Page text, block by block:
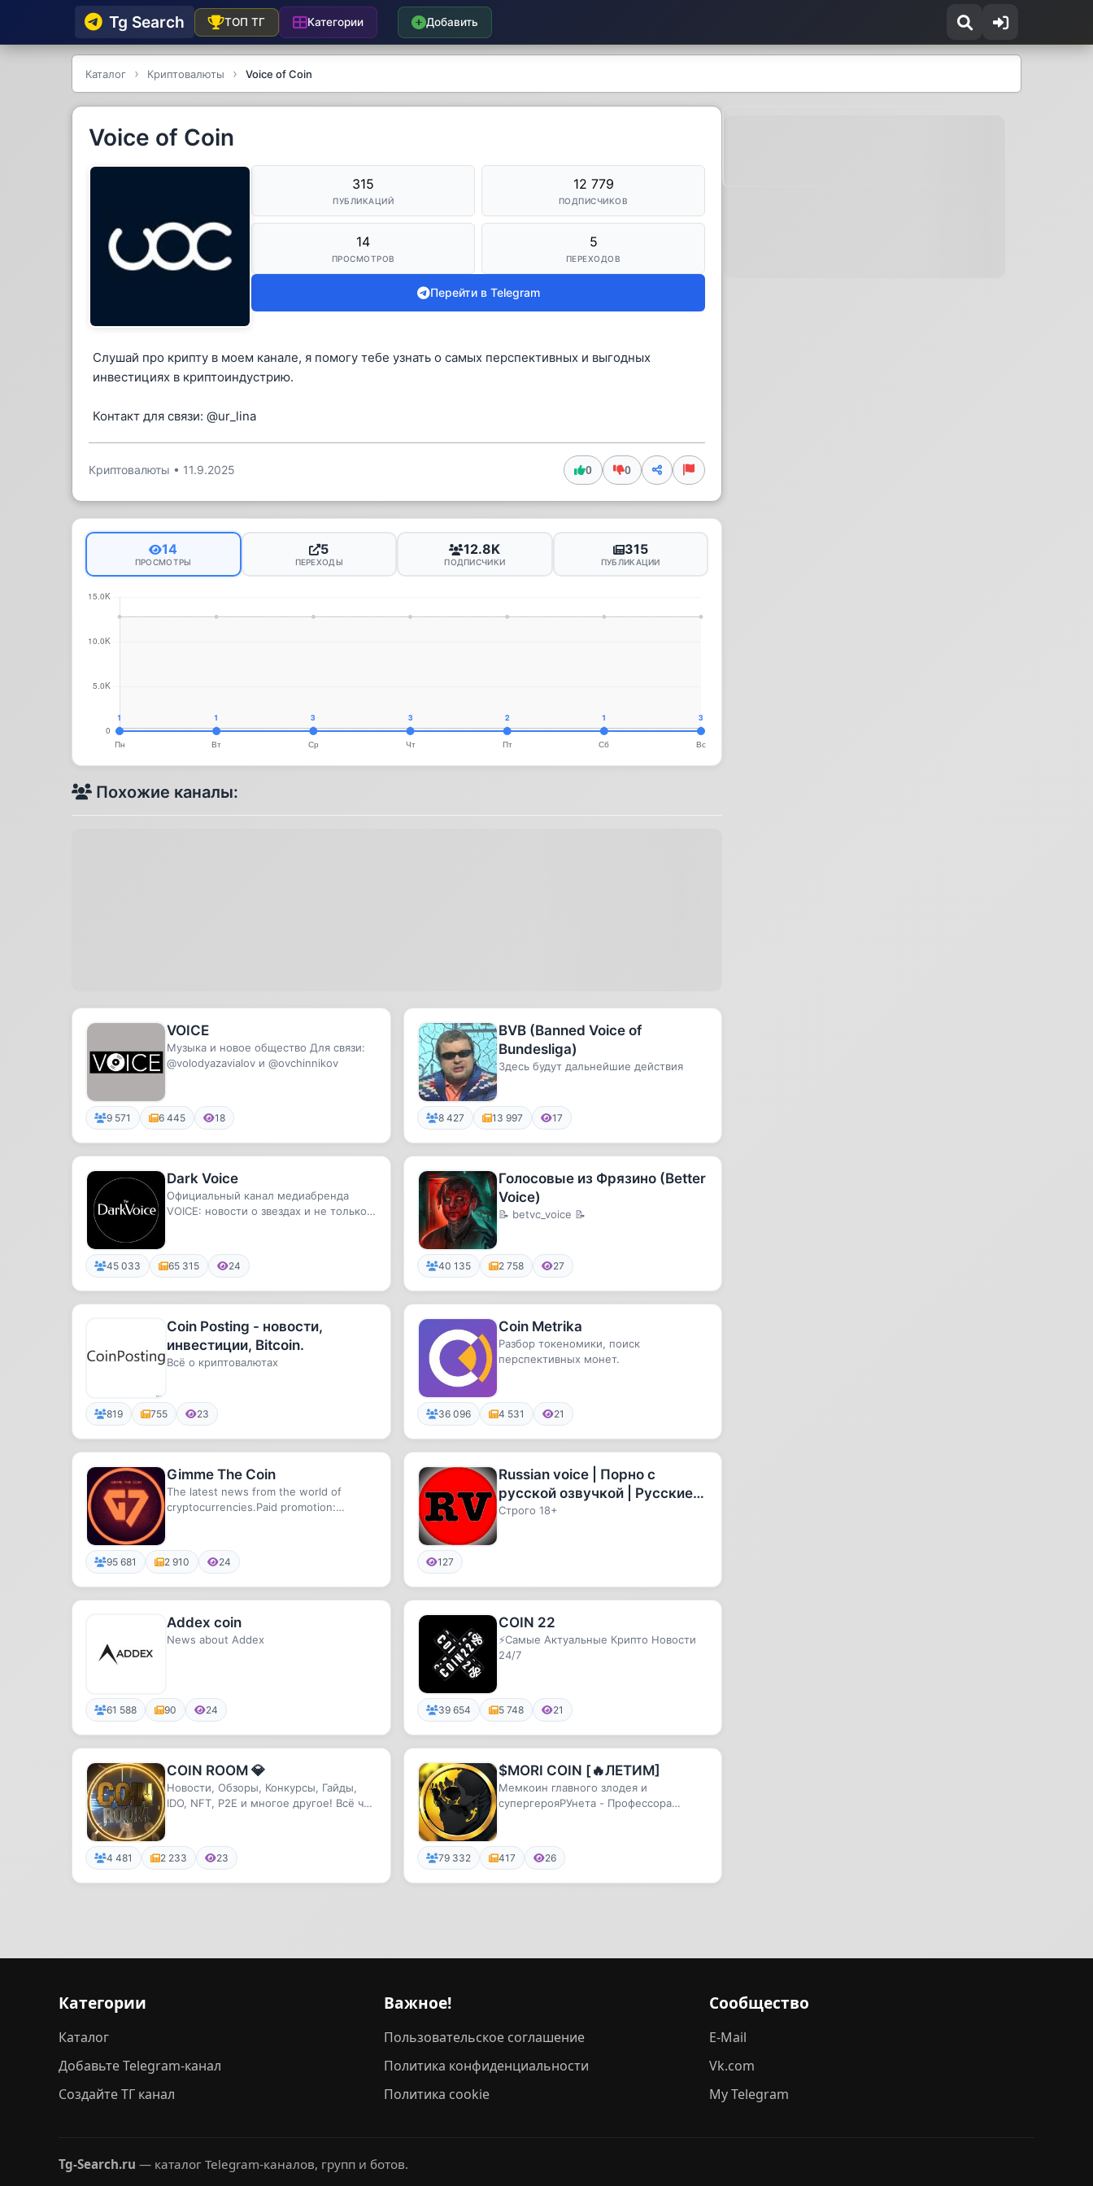
Tg Searсh ТОП ТГ Категории Добавить
Каталог Криптовалюты Voice of Coin
Voice of Coin
315
ПУБЛИКАЦИЙ
12 779
ПОДПИСЧИКОВ
14
ПРОСМОТРОВ
5
ПЕРЕХОДОВ
Перейти в Telegram
Слушай про крипту в моем канале, я помогу тебе узнать о самых перспективных и выгодных
инвестициях в криптоиндустрию.
Контакт для связи: @ur_lina
Криптовалюты • 11.9.2025 0 0
14
ПРОСМОТРЫ
5
ПЕРЕХОДЫ
12.8K
ПОДПИСЧИКИ
315
ПУБЛИКАЦИИ
Похожие каналы:
VOICE
Музыка и новое общество Для связи:
@volodyazavialov и @ovchinnikov
9 571 6 445 18
BVB (Banned Voice of
Bundesliga)
Здесь будут дальнейшие действия
8 427 13 997 17
Dark Voice
Официальный канал медиабренда
VOICE: новости о звездах и не только,
45 033 65 315 24
Голосовые из Фрязино (Better
Voice)
📝 betvc_voice 📝
40 135 2 758 27
Coin Posting - новости,
инвестиции, Bitcoin.
Всё о криптовалютах
819 755 23
Coin Metrika
Разбор токеномики, поиск
перспективных монет.
36 096 4 531 21
Gimme The Coin
The latest news from the world of
cryptocurrencies.Paid promotion:
95 681 2 910 24
Russian voice | Порно с
русской озвучкой | Русские
субтитры
Строго 18+
127
Addex coin
News about Addex
61 588 90 24
COIN 22
⚡️Самые Актуальные Крипто Новости
24/7
39 654 5 748 21
COIN ROOM 💎
Новости, Обзоры, Конкурсы, Гайды,
IDO, NFT, P2E и многое другое! Всё что
4 481 2 233 23
$MORI COIN [🔥ЛЕТИМ]
Мемкоин главного злодея и
супергерояРУнета - Профессора
79 332 417 26
Категории
Каталог
Добавьте Telegram-канал
Создайте ТГ канал
Важное!
Пользовательское соглашение
Политика конфиденциальности
Политика cookie
Сообщество
E-Mail
Vk.com
My Telegram
Tg-Search.ru — каталог Telegram-каналов, групп и ботов.